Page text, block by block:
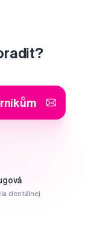
dentálnej